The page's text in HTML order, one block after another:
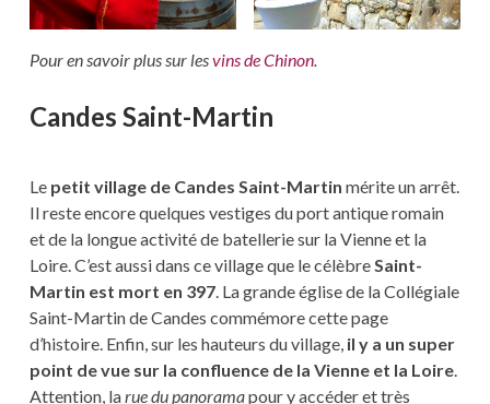
Pour en savoir plus sur lesvins de Chinon.
Candes Saint-Martin
Le petit village de Candes Saint-Martin mérite un arrêt.
Il reste encore quelques vestiges du port antique romain
et de la longue activité de batellerie sur la Vienne et la
Loire. C’est aussi dans ce village que le célèbreSaint-
Martin est mort en 397. La grande église de la Collégiale
Saint-Martin de Candes commémore cette page
d’histoire. Enfin, sur les hauteurs du village, il y a un super
point de vue sur la confluence de la Vienne et la Loire.
Attention, larue du panoramapour y accéder et très